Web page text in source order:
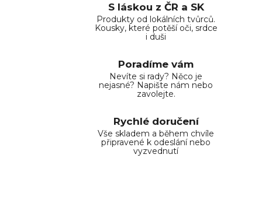
S láskou z ČR a SK
Produkty od lokálních tvůrců.
Kousky, které potěší oči, srdce
i duši
Poradíme vám
Nevíte si rady? Něco je
nejasné? Napište nám nebo
zavolejte.
Rychlé doručení
Vše skladem a během chvíle
připravené k odeslání nebo
vyzvednutí